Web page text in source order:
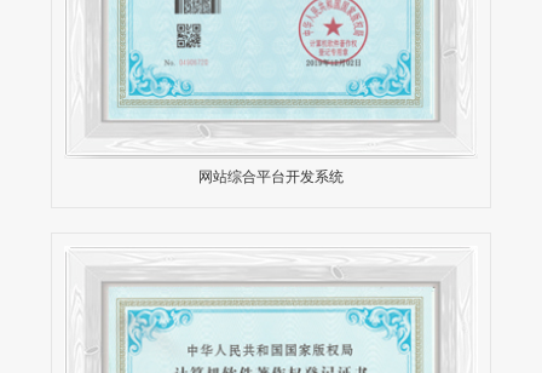
网站综合平台开发系统